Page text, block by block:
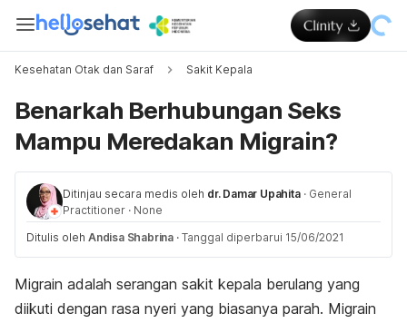
Kesehatan Otak dan Saraf Sakit Kepala
Benarkah Berhubungan Seks
Mampu Meredakan Migrain?
Ditinjau secara medis oleh dr. Damar Upahita · General
Practitioner · None
Ditulis oleh Andisa Shabrina · Tanggal diperbarui 15/06/2021
Migrain adalah serangan sakit kepala berulang yang
diikuti dengan rasa nyeri yang biasanya parah. Migrain